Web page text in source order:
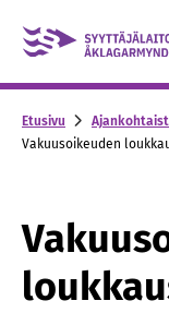
Skip to content -
Etusivu
Vakuusoikeuden